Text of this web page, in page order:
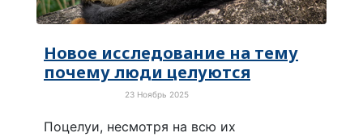
Новое исследование на тему
почему люди целуются
23 Ноябрь 2025
Поцелуи, несмотря на всю их